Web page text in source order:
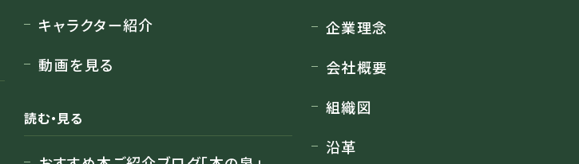
キャラクター紹介
動画を見る
読む・見る
企業理念
会社概要
組織図
沿革